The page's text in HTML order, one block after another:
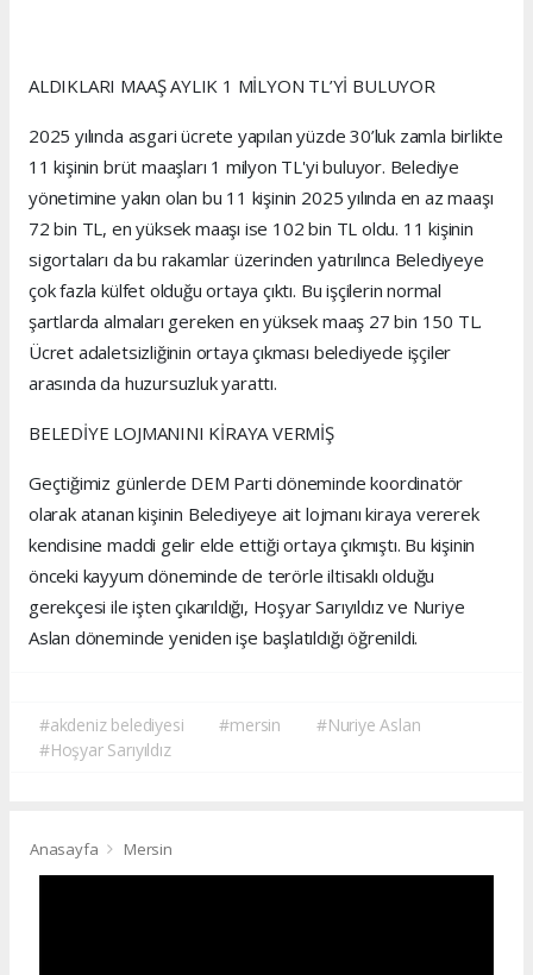
ALDIKLARI MAAŞ AYLIK 1 MİLYON TL’Yİ BULUYOR
2025 yılında asgari ücrete yapılan yüzde 30’luk zamla birlikte
11 kişinin brüt maaşları 1 milyon TL'yi buluyor. Belediye
yönetimine yakın olan bu 11 kişinin 2025 yılında en az maaşı
72 bin TL, en yüksek maaşı ise 102 bin TL oldu. 11 kişinin
sigortaları da bu rakamlar üzerinden yatırılınca Belediyeye
çok fazla külfet olduğu ortaya çıktı. Bu işçilerin normal
şartlarda almaları gereken en yüksek maaş 27 bin 150 TL.
Ücret adaletsizliğinin ortaya çıkması belediyede işçiler
arasında da huzursuzluk yarattı.
BELEDİYE LOJMANINI KİRAYA VERMİŞ
Geçtiğimiz günlerde DEM Parti döneminde koordinatör
olarak atanan kişinin Belediyeye ait lojmanı kiraya vererek
kendisine maddi gelir elde ettiği ortaya çıkmıştı. Bu kişinin
önceki kayyum döneminde de terörle iltisaklı olduğu
gerekçesi ile işten çıkarıldığı, Hoşyar Sarıyıldız ve Nuriye
Aslan döneminde yeniden işe başlatıldığı öğrenildi.
#akdeniz belediyesi #mersin
#Nuriye Aslan
#Hoşyar Sarıyıldız
Anasayfa Mersin